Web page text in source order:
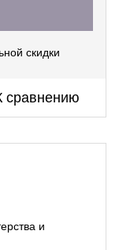
скидки
сравнению
и